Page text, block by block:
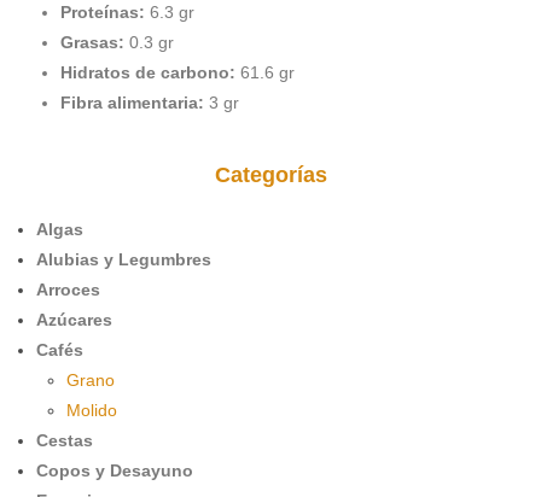
Proteínas: 6.3 gr
Grasas: 0.3 gr
Hidratos de carbono: 61.6 gr
Fibra alimentaria: 3 gr
Categorías
Algas
Alubias y Legumbres
Arroces
Azúcares
Cafés
Grano
Molido
Cestas
Copos y Desayuno